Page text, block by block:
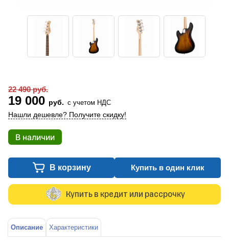
22 490 руб.
19 000 руб. с учетом НДС
Нашли дешевле? Получите скидку!
В наличии
В корзину Купить в один клик
Купить в кредит или рассрочку
Описание Характеристики